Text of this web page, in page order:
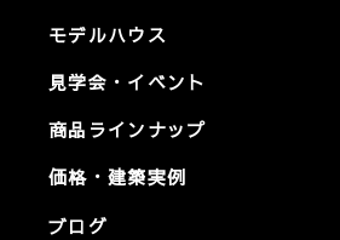
モデルハウス
見学会・イベント
商品ラインナップ
価格・建築実例
ブログ